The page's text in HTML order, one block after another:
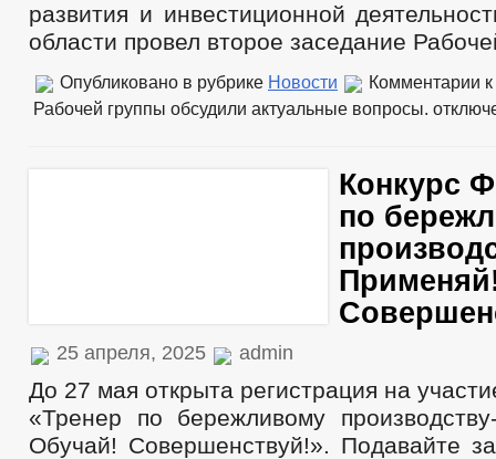
развития и инвестиционной
области провел второе заседание
Опубликовано в рубрике Новости Комментарии
Рабочей группы обсудили актуальные вопросы.
Конкурс
по
25 апреля, 2025 admin
До 27 мая открыта регистрация на
«Тренер по бережливому
Обучай! Совершенствуй!». Подавайте